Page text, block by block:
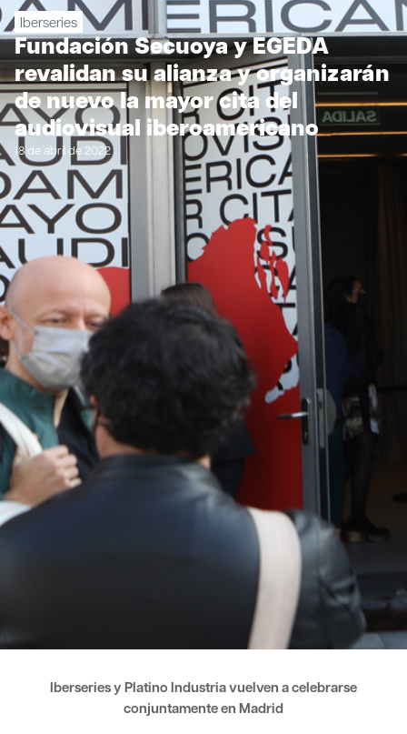
Iberseries
Fundación Secuoya y EGEDA
revalidan su alianza y organizarán
de nuevo la mayor cita del
audiovisual iberoamericano
18 de abril de 2022
Iberseries y Platino Industria vuelven a celebrarse
conjuntamente en Madrid